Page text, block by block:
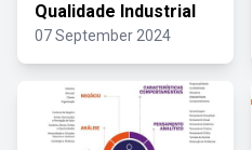
Qualidade Industrial
07 September 2024